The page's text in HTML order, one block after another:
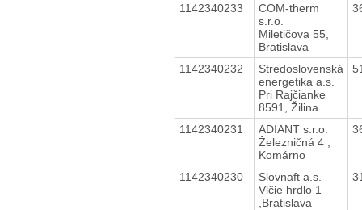
1142340233
COM-therm
s.r.o.
Miletičova 55,
Bratislava
1142340232
Stredoslovenská
energetika a.s.
Pri Rajčianke
8591, Žilina
1142340231
ADIANT s.r.o.
Železničná 4 ,
Komárno
1142340230
Slovnaft a.s.
Vlčie hrdlo 1
,Bratislava